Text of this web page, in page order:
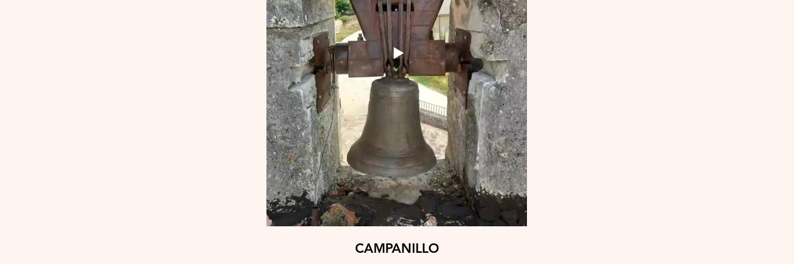
CAMPANILLO